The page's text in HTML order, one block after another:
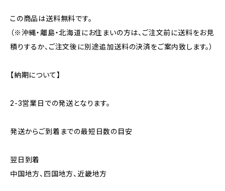
この商品は送料無料です。
（※沖縄・離島・北海道にお住まいの方は、ご注文前に送料をお見
積りするか、ご注文後に別途追加送料の決済をご案内致します。）
【納期について】
2-3営業日での発送となります。
発送からご到着までの最短日数の目安
翌日到着
中国地方、四国地方、近畿地方